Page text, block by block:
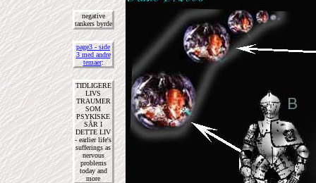
negative
tankers byrde
page3 - side
3 med andre
temaer:
TIDLIGERE
LIVS
TRAUMER
SOM
PSYKISKE
SÅR I
DETTE LIV
- earlier life's
sufferings as
nervous
problems
today and
more